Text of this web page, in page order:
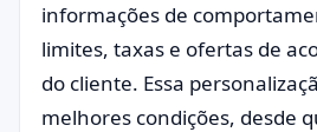
informações de
limites, taxas e ofertas de
do cliente. Essa
melhores condições, desde